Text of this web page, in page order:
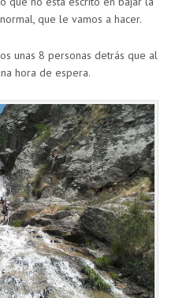
que le vamos a hacer.
unas 8 personas detrás que al
hora de espera.